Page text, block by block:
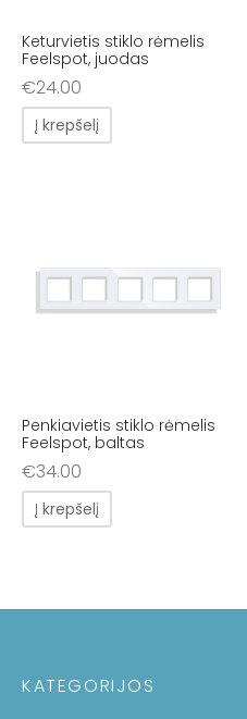
Keturvietis stiklo rėmelis
Feelspot, juodas
€24.00
Į krepšelį
Penkiavietis stiklo rėmelis
Feelspot, baltas
€34.00
Į krepšelį
KATEGORIJOS